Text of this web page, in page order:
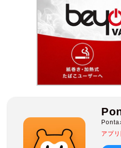
Ponta
アプ